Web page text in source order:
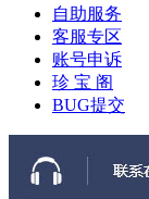
自助服务
客服专区
账号申诉
珍 宝 阁
BUG提交